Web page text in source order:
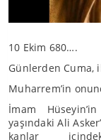
10 Ekim 680….
Günlerden Cuma,
Muharrem’in
İmam
yaşındaki Ali
kanlar